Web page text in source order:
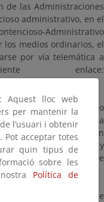
de las Administraciones
administrativo, en el
Administrativo
los medios ordinarios, el
por vía telemática a
enlace:
interponer recurso
dos meses, ante la Sala
Nacional, sin
previo en la forma y
Ley 29/1998, de 13 de
a la práctica de
Aquest lloc web
per mantenir la
l’usuari i obtenir
Pot acceptar totes
quin tipus de
sobre les
Política de